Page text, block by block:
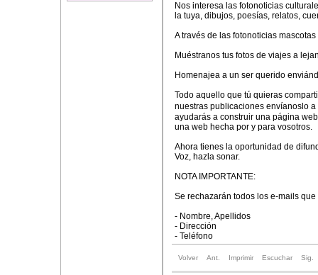
Nos interesa las fotonoticias
la tuya, dibujos, poesías, relatos,
A través de las fotonoticias
Muéstranos tus fotos de viajes a
Homenajea a un ser querido
Todo aquello que tú quieras
nuestras publicaciones envíanoslo
ayudarás a construir una página
una web hecha por y para vosotros.
Ahora tienes la oportunidad de
Voz, hazla sonar.
NOTA IMPORTANTE:
Se rechazarán todos los e-mails
- Nombre, Apellidos
- Dirección
- Teléfono
Volver Ant. Imprimir Escuchar Sig.